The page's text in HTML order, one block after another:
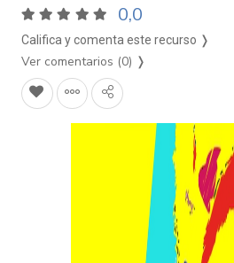
0,0
Califica y comenta este recurso ❭
Ver comentarios (0) ❭